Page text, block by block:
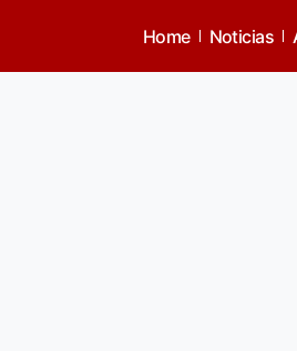
Home Noticias